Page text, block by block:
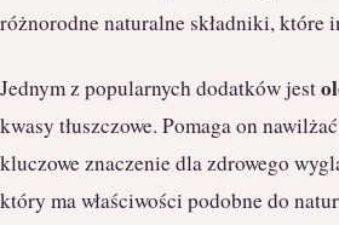
różnorodne naturalne składniki,
Jednym z popularnych dodatków jest
kwasy tłuszczowe. Pomaga on
kluczowe znaczenie dla zdrowego
który ma właściwości podobne do